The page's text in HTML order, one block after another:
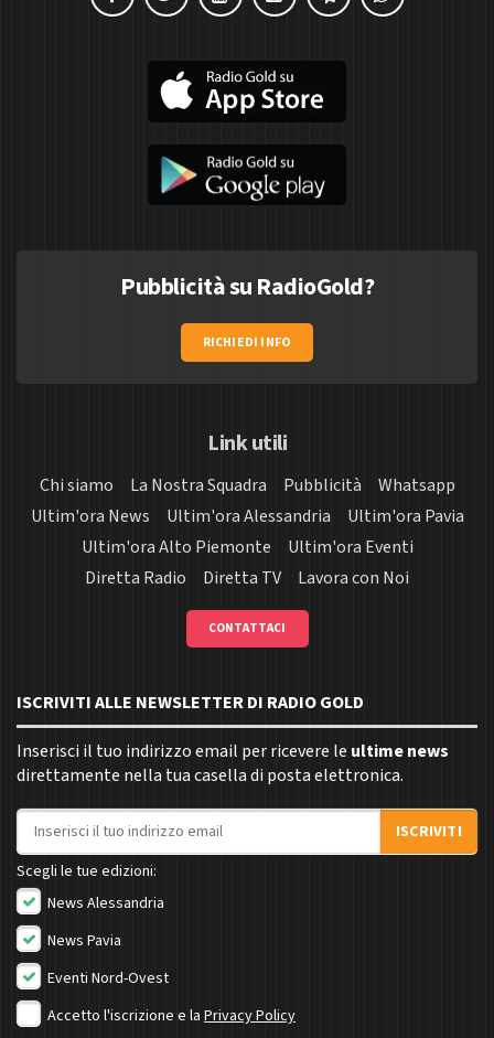
Pubblicità su RadioGold?
RICHIEDI INFO
Link utili
Chi siamo La Nostra Squadra Pubblicità
Whatsapp
Ultim'ora News
Ultim'ora Alessandria
Ultim'ora Pavia
Ultim'ora Alto Piemonte
Ultim'ora Eventi
Diretta Radio
Diretta TV Lavora con Noi
CONTATTACI
ISCRIVITI ALLE NEWSLETTER DI RADIO GOLD
Inserisci il tuo indirizzo email per ricevere le ultime news
direttamente nella tua casella di posta elettronica.
Indirizzo email
ISCRIVITI
Scegli le tue edizioni:
News Alessandria
News Pavia
Eventi Nord-Ovest
Accetto l'iscrizione e la Privacy Policy